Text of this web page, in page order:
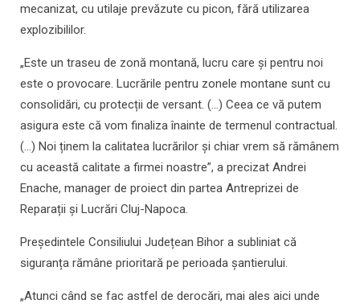
mecanizat, cu utilaje prevăzute cu picon, fără utilizarea
explozibililor.
„Este un traseu de zonă montană, lucru care și pentru noi
este o provocare. Lucrările pentru zonele montane sunt cu
consolidări, cu protecții de versant. (...) Ceea ce vă putem
asigura este că vom finaliza înainte de termenul contractual.
(...) Noi ținem la calitatea lucrărilor și chiar vrem să rămânem
cu această calitate a firmei noastre”, a precizat Andrei
Enache, manager de proiect din partea Antreprizei de
Reparații și Lucrări Cluj-Napoca.
Președintele Consiliului Județean Bihor a subliniat că
siguranța rămâne prioritară pe perioada șantierului.
„Atunci când se fac astfel de derocări, mai ales aici unde